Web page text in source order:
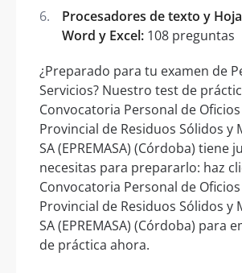
Procesadores de texto y
Word y Excel: 108 preguntas
¿Preparado para tu examen de
Servicios? Nuestro test de
Convocatoria Personal de
Provincial de Residuos Sólidos y
SA (EPREMASA) (Córdoba) tiene
necesitas para prepararlo: haz
Convocatoria Personal de
Provincial de Residuos Sólidos y
SA (EPREMASA) (Córdoba) para
de práctica ahora.